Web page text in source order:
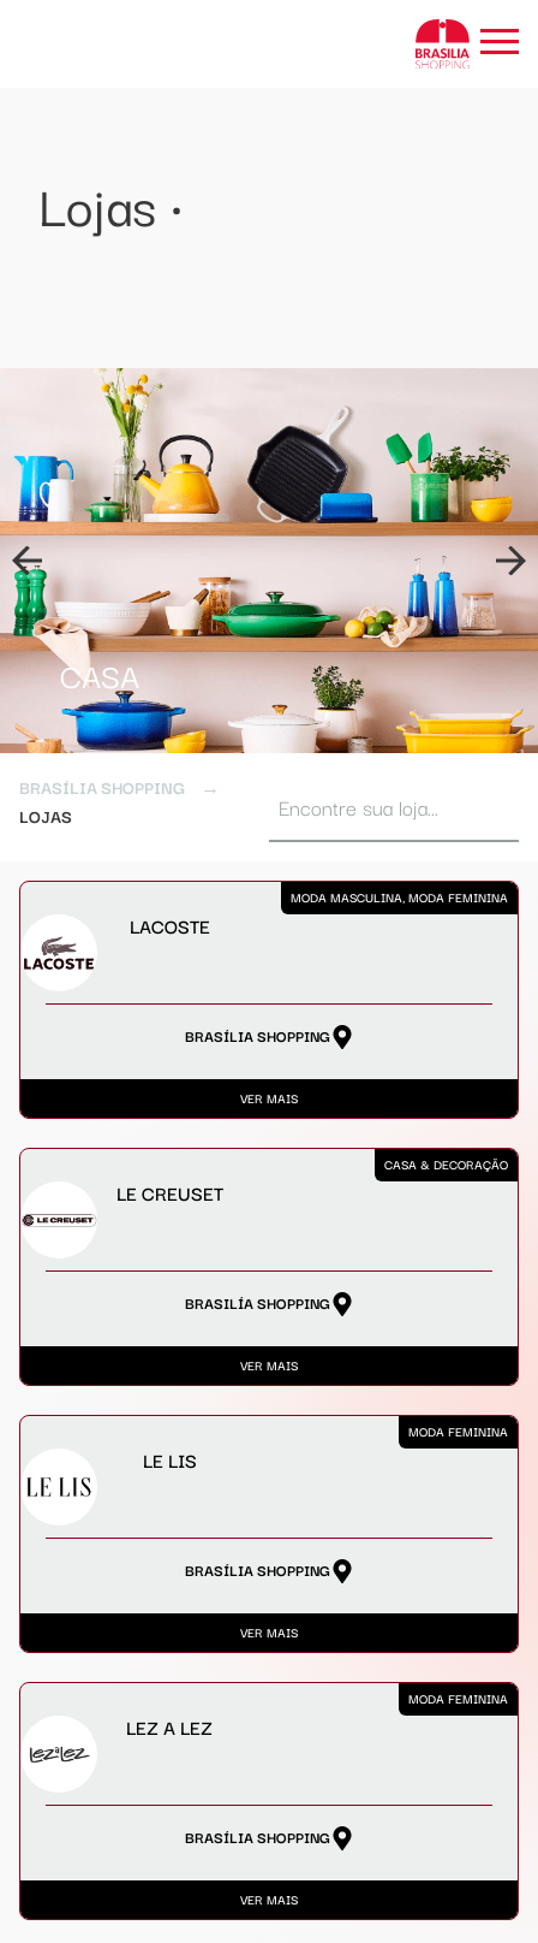
Lojas •
CASA
BRASÍLIA SHOPPING
→
LOJAS
MODA MASCULINA, MODA FEMININA
LACOSTE
BRASÍLIA SHOPPING
VER MAIS
CASA & DECORAÇÃO
LE CREUSET
BRASILÍA SHOPPING
VER MAIS
MODA FEMININA
LE LIS
BRASÍLIA SHOPPING
VER MAIS
MODA FEMININA
LEZ A LEZ
BRASÍLIA SHOPPING
VER MAIS